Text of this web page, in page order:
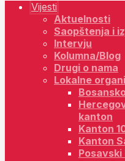
Vijesti
Aktuelnosti
Saopštenja i
Intervju
Kolumna/Blog
Drugi o nama
Lokalne
kanton
Kanton
Kanton